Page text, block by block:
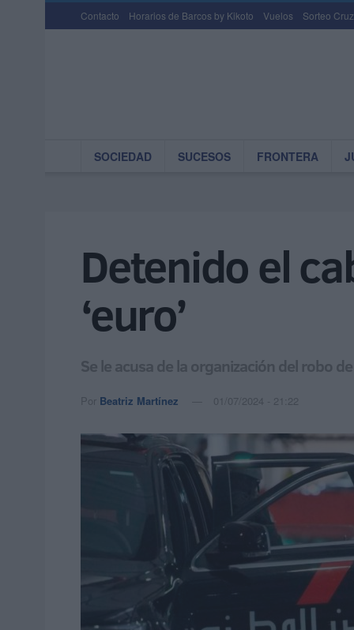
Contacto Horarios de Barcos by Kikoto Vuelos Sorteo
SOCIEDAD SUCESOS FRONTERA
Detenido el
‘euro’
Se le acusa de la organización del robo
Por Beatriz Martínez 01/07/2024 - 21:22